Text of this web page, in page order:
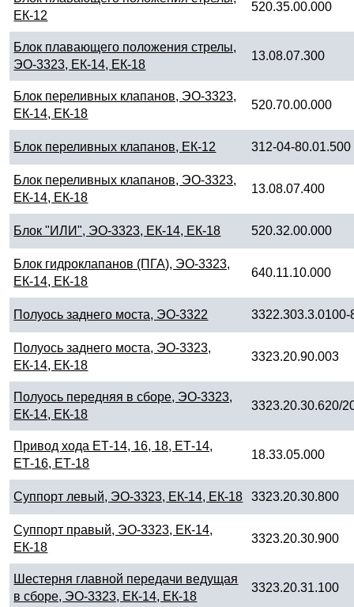
ЕК-12
520.35.00.000
Блок плавающего положения стрелы,
ЭО-3323, ЕК-14, ЕК-18
13.08.07.300
Блок переливных клапанов, ЭО-3323,
ЕК-14, ЕК-18
520.70.00.000
Блок переливных клапанов, ЕК-12 312-04-80.01.500
Блок переливных клапанов, ЭО-3323,
ЕК-14, ЕК-18
13.08.07.400
Блок "ИЛИ", ЭО-3323, ЕК-14, ЕК-18 520.32.00.000
Блок гидроклапанов (ПГА), ЭО-3323,
ЕК-14, ЕК-18
640.11.10.000
Полуось заднего моста, ЭО-3322 3322.303.3.0100-
Полуось заднего моста, ЭО-3323,
ЕК-14, ЕК-18
3323.20.90.003
Полуось передняя в сборе, ЭО-3323,
ЕК-14, ЕК-18
3323.20.30.620/
Привод хода ЕТ-14, 16, 18, ЕТ-14,
ЕТ-16, ЕТ-18
18.33.05.000
Суппорт левый, ЭО-3323, ЕК-14, ЕК-18 3323.20.30.800
Суппорт правый, ЭО-3323, ЕК-14,
ЕК-18
3323.20.30.900
Шестерня главной передачи ведущая
в сборе, ЭО-3323, ЕК-14, ЕК-18
3323.20.31.100